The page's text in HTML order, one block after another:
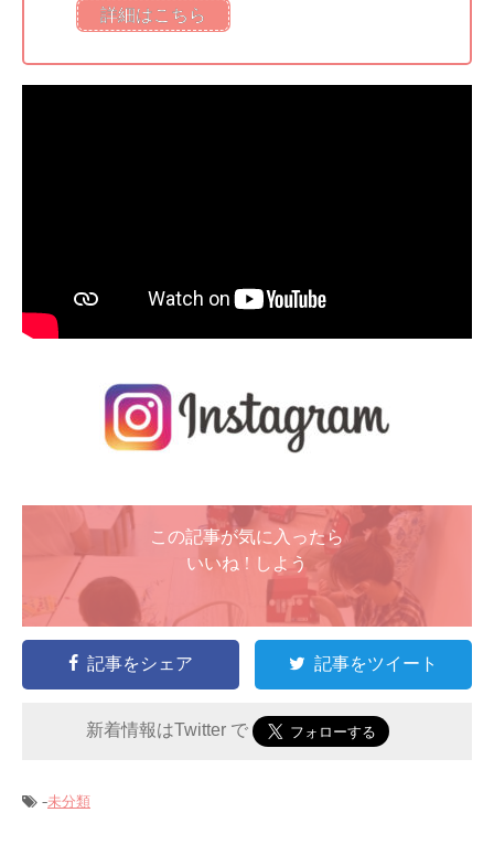
詳細はこちら
この記事が気に入ったら
いいね ! しよう
記事をシェア 記事をツイート
新着情報はTwitter で
-未分類